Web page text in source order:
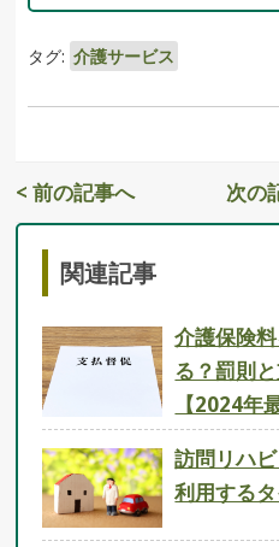
タグ: 介護サービス
< 前の記事へ
次の
関連記事
介護保険
る？罰則
【2024年
訪問リハ
利用する